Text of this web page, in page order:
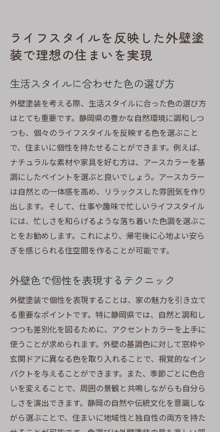
ライフスタイルを反映した外壁塗
装で理想の住まいを実現
生活スタイルに合わせた色の選び方
外壁塗装を考える際、生活スタイルに合った色の選び方
はとても重要です。静岡県の豊かな自然環境に調和しつ
つも、個々のライフスタイルを反映する色を選ぶこと
で、住まいに個性を持たせることができます。例えば、
ナチュラルな素材や家具を好む方は、アースカラーを基
調にしたペイントを選ぶと良いでしょう。アースカラー
は自然との一体感を高め、リラックスした雰囲気を作り
出します。そして、仕事や趣味で忙しいライフスタイル
には、忙しさを和らげるような落ち着いた色調を選ぶこ
とをお勧めします。これにより、帰宅後に心地よい安ら
ぎを感じられる住空間を作ることが可能です。
外壁色で個性を表現するテクニック
外壁塗装で個性を表現することは、家の魅力を引き立て
る重要なポイントです。特に静岡県では、自然と調和し
つつも差別化を図るために、アクセントカラーを上手に
使うことが求められます。外壁の基調色に対して窓枠や
玄関ドアに異なる色を取り入れることで、視覚的なイン
パクトを与えることができます。また、季節ごとに色合
いを変えることで、周囲の景観と共鳴しながらも自分ら
しさを演出できます。静岡の自然や伝統文化を意識しな
がら選ぶことで、住まいに地域性と独自性の両方を持た